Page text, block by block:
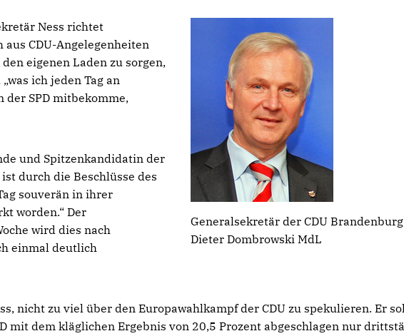
Generalsekretär der CDU
Dieter Dombrowski MdL
Ness richtet
CDU-Angelegenheiten
eigenen Laden zu sorgen,
ich jeden Tag an
der SPD mitbekomme,
und Spitzenkandidatin der
durch die Beschlüsse des
souverän in ihrer
worden.“ Der
wird dies nach
einmal deutlich
nicht zu viel über den Europawahlkampf der CDU zu spekulieren. Er
mit dem kläglichen Ergebnis von 20,5 Prozent abgeschlagen nur